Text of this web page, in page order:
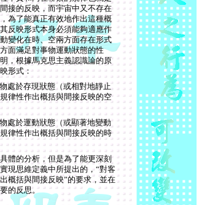
接的反映，而宇宙中又不存在
為了能真正有效地作出這種概
反映形式本身必須能夠適應作
變化在時、空兩方面存在形式
面滿足對事物運動狀態的性
，根據馬克思主義認識論的原
形式：
處於存現狀態（或相對地靜止
律性作出概括與間接反映的空
處於運動狀態（或顯著地變動
律性作出概括與間接反映的時
體的分析，但是為了能更深刻
現思維定義中所提出的，“對客
概括與間接反映”的要求，並在
的反思。